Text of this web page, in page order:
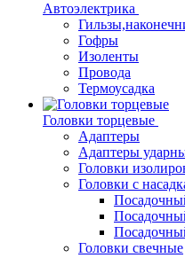
Автоэлектрика
Гофры
Изоленты
Провода
Термоусадка
Головки торцевые
Адаптеры
Адаптеры
Головки
Головки с
Головки свечные